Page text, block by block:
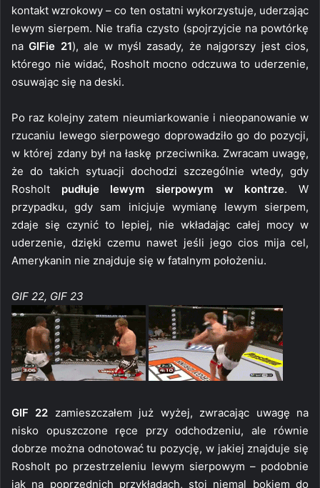
kontakt wzrokowy – co ten ostatni wykorzystuje, uderzając
lewym sierpem. Nie trafia czysto (spojrzyjcie na powtórkę
naGIFie 21), ale w myśl zasady, że najgorszy jest cios,
którego nie widać, Rosholt mocno odczuwa to uderzenie,
osuwając się na deski.
Po raz kolejny zatem nieumiarkowanie i nieopanowanie w
rzucaniu lewego sierpowego doprowadziło go do pozycji,
w której zdany był na łaskę przeciwnika. Zwracam uwagę,
że do takich sytuacji dochodzi szczególnie wtedy, gdy
Rosholt pudłuje lewym sierpowym w kontrze. W
przypadku, gdy sam inicjuje wymianę lewym sierpem,
zdaje się czynić to lepiej, nie wkładając całej mocy w
uderzenie, dzięki czemu nawet jeśli jego cios mija cel,
Amerykanin nie znajduje się w fatalnym położeniu.
GIF 22, GIF 23
GIF 22 zamieszczałem już wyżej, zwracając uwagę na
nisko opuszczone ręce przy odchodzeniu, ale równie
dobrze można odnotować tu pozycję, w jakiej znajduje się
Rosholt po przestrzeleniu lewym sierpowym – podobnie
jak na poprzednich przykładach, stoi niemal bokiem do